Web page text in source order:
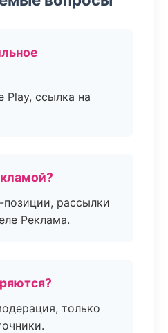
Play, ссылка на
рассылки
Реклама.
только